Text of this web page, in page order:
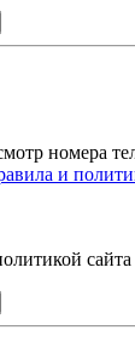
номера
и
сайта